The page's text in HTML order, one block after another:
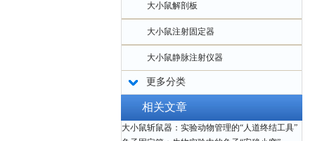
大小鼠解剖板
大小鼠注射固定器
大小鼠静脉注射仪器
更多分类
相关文章
大小鼠斩鼠器：实验动物管理的“人道终结工具”